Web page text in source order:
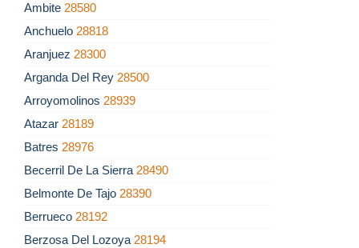
Ambite 28580
Anchuelo 28818
Aranjuez 28300
Arganda Del Rey 28500
Arroyomolinos 28939
Atazar 28189
Batres 28976
Becerril De La Sierra 28490
Belmonte De Tajo 28390
Berrueco 28192
Berzosa Del Lozoya 28194